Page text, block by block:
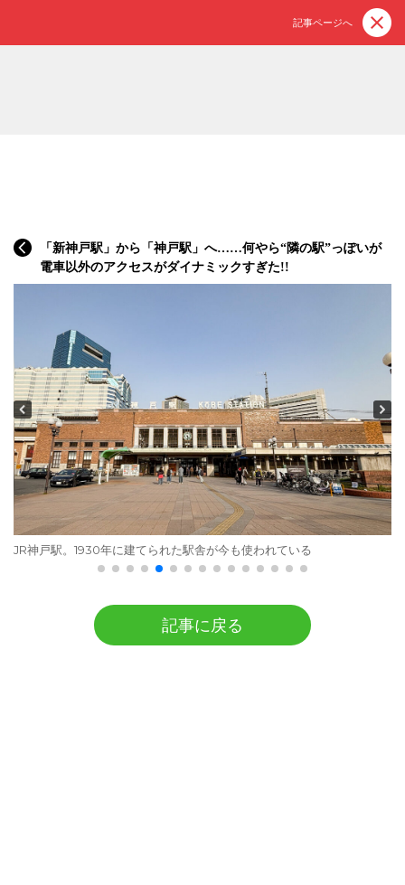
記事ページへ
「新神戸駅」から「神戸駅」へ……何やら“隣の駅”っぽいが
電車以外のアクセスがダイナミックすぎた!!
JR神戸駅。1930年に建てられた駅舎が今も使われている
記事に戻る